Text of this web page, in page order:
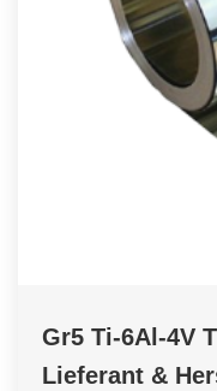
Gr5 Ti-6Al-4V
Lieferant &